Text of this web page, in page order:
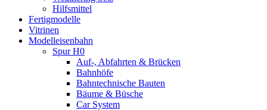
Hilfsmittel
Fertigmodelle
Vitrinen
Modelleisenbahn
Spur H0
Auf-, Abfahrten & Brücken
Bahnhöfe
Bahntechnische Bauten
Bäume & Büsche
Car System